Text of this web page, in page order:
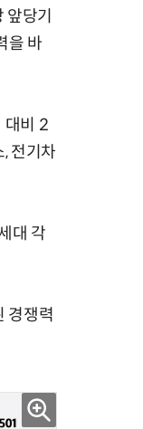
당기
을 바
대비 2
전기차
대 각
경쟁력